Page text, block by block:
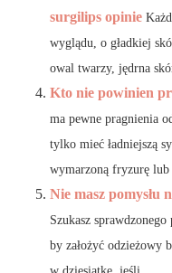
surgilips opinie
wyglądu, o gładkiej
owal twarzy, jędrna
Kto nie powinien
ma pewne pragnienia
tylko mieć ładniejszą
wymarzoną fryzurę lub
Nie masz pomysłu
Szukasz
by założyć odzieżowy